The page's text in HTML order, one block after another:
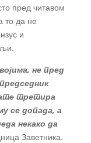
пред читавом
то да не
и
не пред
третира
се допада, а
некако да
Заветника.